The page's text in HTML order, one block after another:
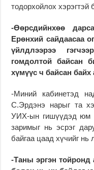
тодорхойлох хэрэгтэй
-Өөрсдийнхөө
Ерөнхий сайдаасаа
үйлдлээрээ
гомдолтой байсан
хүмүүс ч байсан байх
-Миний кабинетэд
С.Эрдэнэ нарыг та
УИХ-ын гишүүдэд юм
заримыг нь эсрэг
байгаа цаад хүчийг нь
-Таны эргэн тойронд